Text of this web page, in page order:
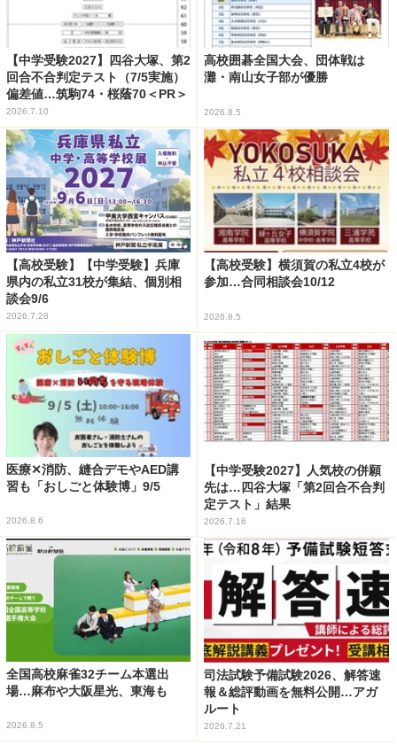
【中学受験2027】四谷大塚、第2
回合不合判定テスト（7/5実施）
偏差値…筑駒74・桜蔭70＜PR＞
2026.7.10
高校囲碁全国大会、団体戦は
灘・南山女子部が優勝
2026.8.5
【高校受験】【中学受験】兵庫
県内の私立31校が集結、個別相
談会9/6
2026.7.28
【高校受験】横須賀の私立4校が
参加…合同相談会10/12
2026.8.5
医療✕消防、縫合デモやAED講
習も「おしごと体験博」9/5
2026.8.6
【中学受験2027】人気校の併願
先は…四谷大塚「第2回合不合判
定テスト」結果
2026.7.16
全国高校麻雀32チーム本選出
場…麻布や大阪星光、東海も
2026.8.5
司法試験予備試験2026、解答速
報＆総評動画を無料公開…アガ
ルート
2026.7.21